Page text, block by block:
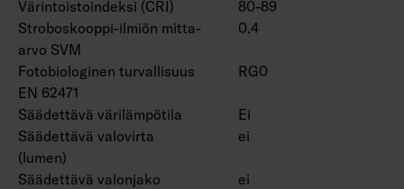
Värintoistoindeksi (CRI)
80-89
Stroboskooppi-ilmiön mitta-
arvo SVM
0.4
Fotobiologinen turvallisuus
EN 62471
RG0
Säädettävä värilämpötila
Ei
Säädettävä valovirta
(lumen)
ei
Säädettävä valonjako ei